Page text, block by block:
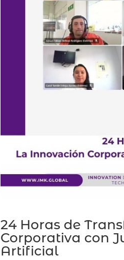
24 Horas de
Corporativa con
Artificial